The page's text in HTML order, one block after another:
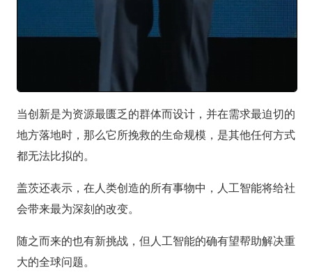
当创新是为资源最匮乏的群体而设计，并在需求最迫切的
地方落地时，那么它所挽救的生命规模，是其他任何方式
都无法比拟的。
盖茨还表示，在人类创造的所有事物中，人工智能将给社
会带来最为深刻的改变。
随之而来的也有新挑战，但人工智能的确有望帮助解决重
大的全球问题。